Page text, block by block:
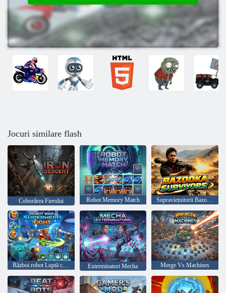
Jocuri similare flash
Coborârea Fierului Robot Memory Match Supraviețuitorii Bazooka
Război robot Luptă cu supereroi Exterminatori Mecha Merge Vs Machines